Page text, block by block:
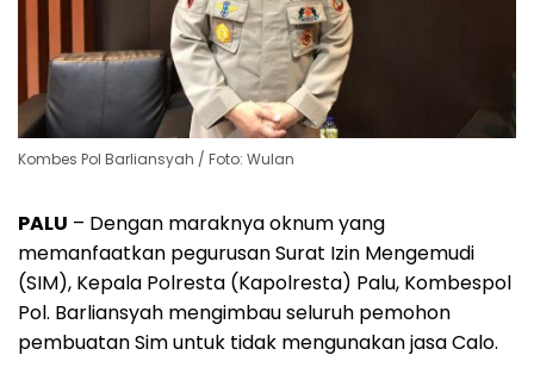
Kombes Pol Barliansyah / Foto: Wulan
PALU – Dengan maraknya oknum yang
memanfaatkan pegurusan Surat Izin Mengemudi
(SIM), Kepala Polresta (Kapolresta) Palu, Kombespol
Pol. Barliansyah mengimbau seluruh pemohon
pembuatan Sim untuk tidak mengunakan jasa Calo.